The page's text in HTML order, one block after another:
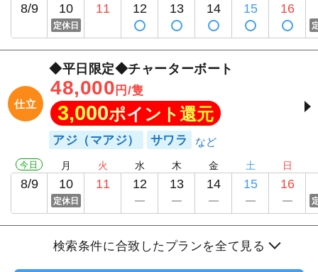
8/9 10
定休日
11 12 13 14 15 16
仕立
◆平日限定◆チャーターボート
48,000 円/隻
3,000ポイント還元
アジ（マアジ） サワラ
今日
8/9
月
10
定休日
火
11
水
12
木
13
金
14
土
15
日
16
検索条件に合致したプランを全て見る